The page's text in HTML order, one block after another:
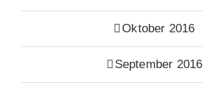
Oktober 2016
September 2016